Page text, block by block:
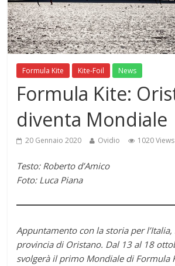
Formula Kite Kite-Foil News
Formula Kite:
diventa Mondiale
20 Gennaio 2020 Ovidio 1020 Views
Testo: Roberto d’Amico
Foto: Luca Piana
Appuntamento con la storia per l’Italia,
provincia di Oristano. Dal 13 al 18
svolgerà il primo Mondiale di Formula